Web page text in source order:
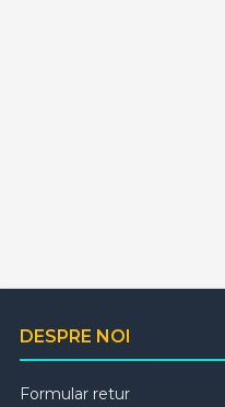
DESPRE NOI
Formular retur